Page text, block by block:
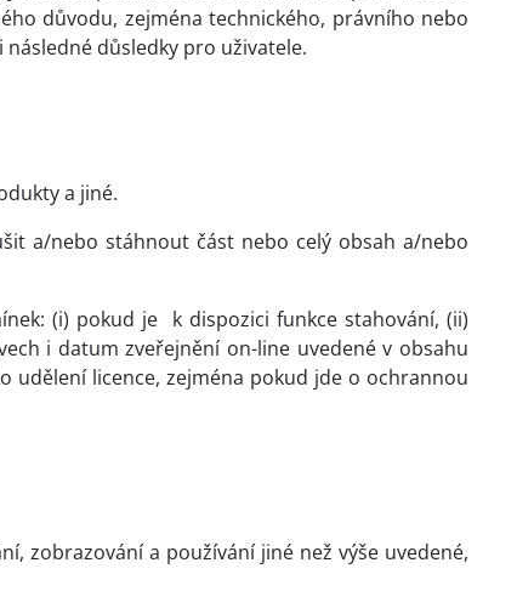
důvodu, zejména technického, právního nebo
důsledky pro uživatele.
a jiné.
a/nebo stáhnout část nebo celý obsah a/nebo
(i) pokud je k dispozici funkce stahování, (ii)
i datum zveřejnění on-line uvedené v obsahu
udělení licence, zejména pokud jde o ochrannou
zobrazování a používání jiné než výše uvedené,